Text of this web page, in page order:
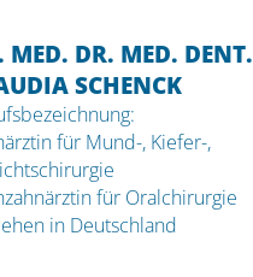
MED. DR. MED. DENT.
SCHENCK
für Mund-, Kiefer-,
für Oralchirurgie
in Deutschland